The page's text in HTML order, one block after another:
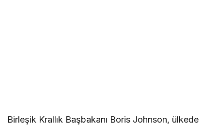
Birleşik Krallık Başbakanı Boris Johnson, ülkede